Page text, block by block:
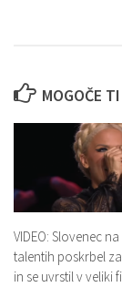
MOGOČE
VIDEO: Slovenec
talentih poskrbel
in se uvrstil v veliki